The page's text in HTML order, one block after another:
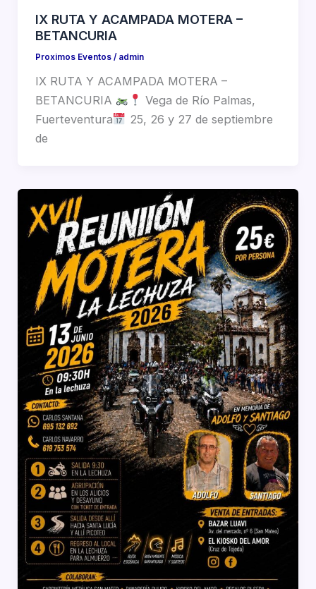
IX RUTA Y ACAMPADA MOTERA –
BETANCURIA
Proximos Eventos/ admin
IX RUTA Y ACAMPADA MOTERA –
BETANCURIA
Vega de Río Palmas,
Fuerteventura
25, 26 y 27 de septiembre
de